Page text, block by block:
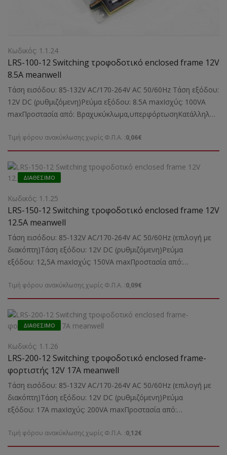
Κωδικός: 1.1.24
LRS-100-12 Switching τροφοδοτικό enclosed frame 12V
8.5A meanwell
Τάση εισόδου: 85-132V AC/170-264V AC 50/60Hz Τάση εξόδου:
12V DC (ρυθμιζόμενη)Ρεύμα εξόδου: 8.5A maxΙσχύς: 100VA
maxΠροστασία από: Bραχυκύκλωμα,υπερφόρτωσηΚατάλληλο
συσκευώνΔιαστάσεις: 129Χ97Χ30 mmΒάρος: 0,34 kgr
Τιμή φόρου ανακύκλωσης χωρίς Φ.Π.Α. :0,06€
ΔΙΑΘΈΣΙΜΟ
Κωδικός: 1.1.25
LRS-150-12 Switching τροφοδοτικό enclosed frame 12V
12.5A meanwell
Τάση εισόδου: 85-132V AC/170-264V AC 50/60Hz (επιλογή με
διακόπτη)Τάση εξόδου: 12V DC (ρυθμιζόμενη)Ρεύμα
εξόδου: 12,5A maxΙσχύς: 150VA maxΠροστασία από:
καμερών και άλλων ηλεκτρονικών συσκευώνΔιαστάσεις:
159Χ97Χ30 mmΒάρος: 0,48 kgr
Τιμή φόρου ανακύκλωσης χωρίς Φ.Π.Α. :0,09€
ΔΙΑΘΈΣΙΜΟ
Κωδικός: 1.1.26
LRS-200-12 Switching τροφοδοτικό enclosed frame-
φορτιστής 12V 17A meanwell
Τάση εισόδου: 85-132V AC/170-264V AC 50/60Hz (επιλογή με
διακόπτη)Τάση εξόδου: 12V DC (ρυθμιζόμενη)Ρεύμα
εξόδου: 17A maxΙσχύς: 200VA maxΠροστασία από:
καμερών και άλλων ηλεκτρονικών συσκευώνΔιαστάσεις:
215Χ115Χ30 mmΒάρος: 0,66 kgr
Τιμή φόρου ανακύκλωσης χωρίς Φ.Π.Α. :0,12€